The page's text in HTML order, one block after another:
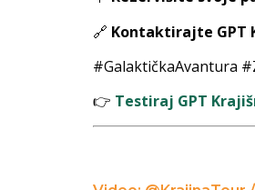
🔗 Kontaktirajte GPT
#GalaktičkaAvantura
👉 Testiraj GPT